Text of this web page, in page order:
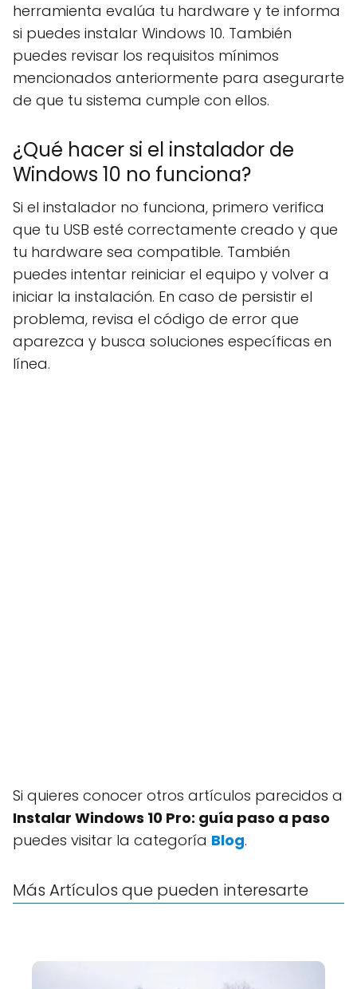
herramienta evalúa tu hardware y te informa
si puedes instalar Windows 10. También
puedes revisar los requisitos mínimos
mencionados anteriormente para asegurarte
de que tu sistema cumple con ellos.
¿Qué hacer si el instalador de
Windows 10 no funciona?
Si el instalador no funciona, primero verifica
que tu USB esté correctamente creado y que
tu hardware sea compatible. También
puedes intentar reiniciar el equipo y volver a
iniciar la instalación. En caso de persistir el
problema, revisa el código de error que
aparezca y busca soluciones específicas en
línea.
Si quieres conocer otros artículos parecidos a
Instalar Windows 10 Pro: guía paso a paso
puedes visitar la categoría Blog.
Más Artículos que pueden interesarte